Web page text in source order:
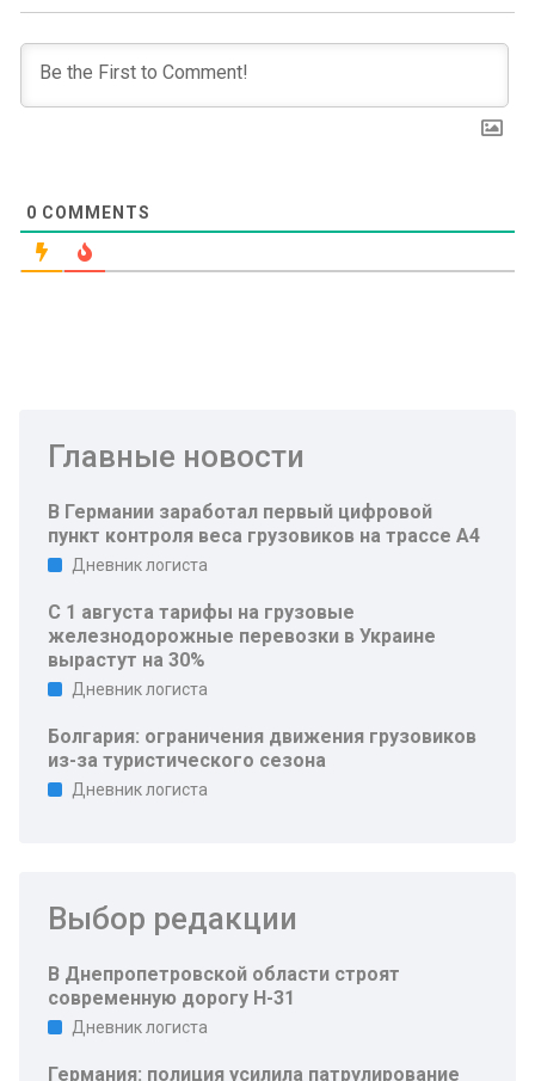
0 COMMENTS
Главные новости
В Германии заработал первый цифровой
пункт контроля веса грузовиков на трассе A4
Дневник логиста
С 1 августа тарифы на грузовые
железнодорожные перевозки в Украине
вырастут на 30%
Дневник логиста
Болгария: ограничения движения грузовиков
из-за туристического сезона
Дневник логиста
Выбор редакции
В Днепропетровской области строят
современную дорогу Н-31
Дневник логиста
Германия: полиция усилила патрулирование